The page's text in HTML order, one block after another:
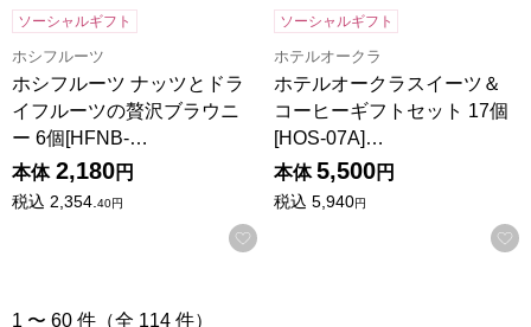
ソーシャルギフト
ホシフルーツ
ホシフルーツ ナッツとドラ
イフルーツの贅沢ブラウニ
ー 6個[HFNB-…
本体 2,180円
税込 2,354.40円
お気に入りに登録する
ソーシャルギフト
ホテルオークラ
ホテルオークラスイーツ＆
コーヒーギフトセット 17個
[HOS-07A]…
本体 5,500円
税込 5,940円
1 〜 60 件（全 114 件）